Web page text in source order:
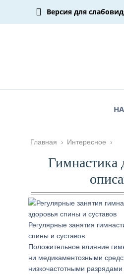
Версия для
Главная › Интересное ›
Гимнастика
Регулярные занятия
спины и суставов
Положительное влияние
ни медикаментозными
низкочастотными